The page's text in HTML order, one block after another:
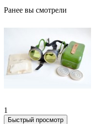
Ранее вы смотрели
1
Быстрый просмотр